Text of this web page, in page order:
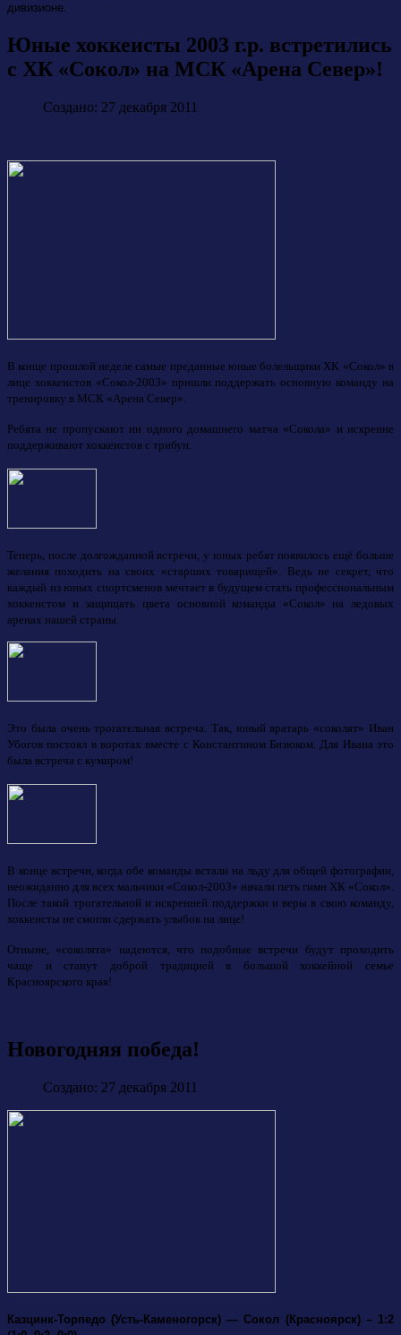
дивизионе.
Юные хоккеисты 2003 г.р. встретились
с ХК «Сокол» на МСК «Арена Север»!
Создано: 27 декабря 2011
В конце прошлой неделе самые преданные юные болельщики ХК «Сокол» в
лице хоккеистов «Сокол-2003» пришли поддержать основную команду на
тренировку в МСК «Арена Север».
Ребята не пропускают ни одного домашнего матча «Сокола» и искренне
поддерживают хоккеистов с трибун.
Теперь, после долгожданной встречи, у юных ребят появилось ещё больше
желания походить на своих «старших товарищей». Ведь не секрет, что
каждый из юных спортсменов мечтает в будущем стать профессиональным
хоккеистом и защищать цвета основной команды «Сокол» на ледовых
аренах нашей страны.
Это была очень трогательная встреча. Так, юный вратарь «соколят» Иван
Убогов постоял в воротах вместе с Константином Бизюком. Для Ивана это
была встреча с кумиром!
В конце встречи, когда обе команды встали на льду для общей фотографии,
неожиданно для всех мальчики «Сокол-2003» начали петь гимн ХК «Сокол».
После такой трогательной и искренней поддержки и веры в свою команду,
хоккеисты не смогли сдержать улыбок на лице!
Отныне, «соколята» надеются, что подобные встречи будут проходить
чаще и станут доброй традицией в большой хоккейной семье
Красноярского края!
Новогодняя победа!
Создано: 27 декабря 2011
Казцинк-Торпедо (Усть-Каменогорск) — Сокол (Красноярск) – 1:2